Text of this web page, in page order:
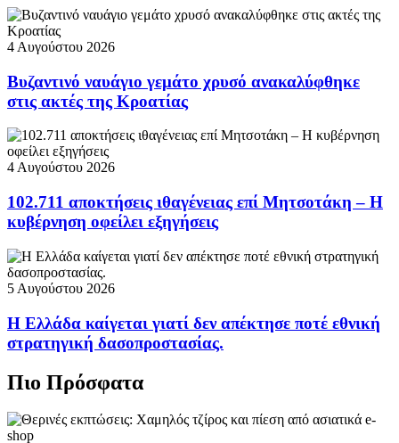
4 Αυγούστου 2026
Βυζαντινό ναυάγιο γεμάτο χρυσό ανακαλύφθηκε
στις ακτές της Κροατίας
4 Αυγούστου 2026
102.711 αποκτήσεις ιθαγένειας επί Μητσοτάκη – Η
κυβέρνηση οφείλει εξηγήσεις
5 Αυγούστου 2026
Η Ελλάδα καίγεται γιατί δεν απέκτησε ποτέ εθνική
στρατηγική δασοπροστασίας.
Πιο Πρόσφατα